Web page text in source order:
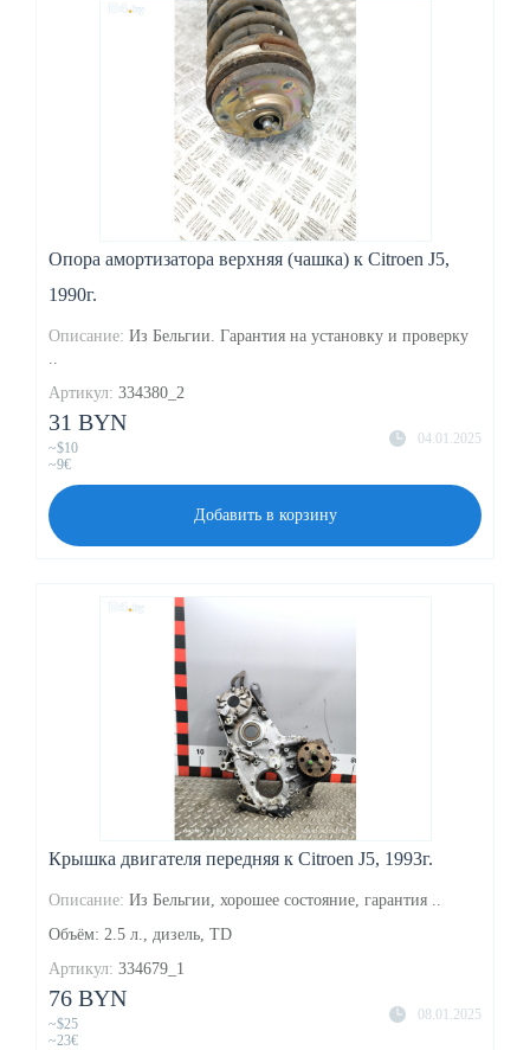
Опора амортизатора верхняя (чашка) к Citroen J5,
1990г.
Описание: Из Бельгии. Гарантия на установку и проверку
..
Артикул: 334380_2
04.01.2025
31 BYN
~$10
~9€
Добавить в корзину
Крышка двигателя передняя к Citroen J5, 1993г.
Описание: Из Бельгии, хорошее состояние, гарантия ..
Объём: 2.5 л., дизель, TD
Артикул: 334679_1
08.01.2025
76 BYN
~$25
~23€